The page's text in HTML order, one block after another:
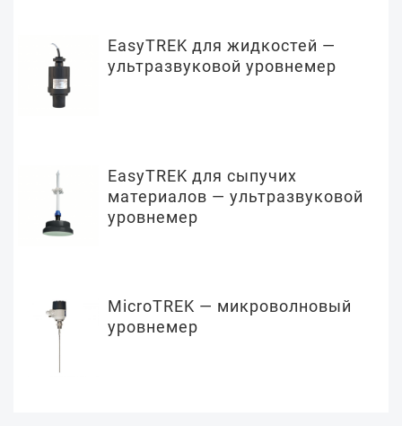
EasyTREK для жидкостей —
ультразвуковой уровнемер
EasyTREK для сыпучих
материалов — ультразвуковой
уровнемер
MicroTREK — микроволновый
уровнемер